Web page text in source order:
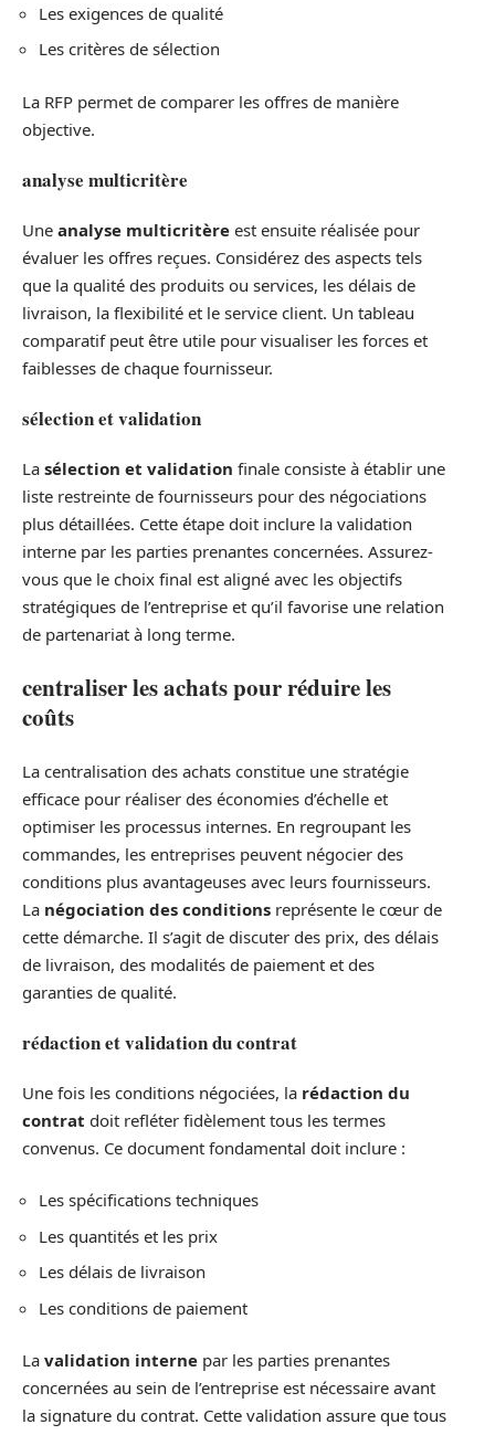
Les exigences de qualité
Les critères de sélection
La RFP permet de comparer les offres de manière
objective.
analyse multicritère
Une analyse multicritère est ensuite réalisée pour
évaluer les offres reçues. Considérez des aspects tels
que la qualité des produits ou services, les délais de
livraison, la flexibilité et le service client. Un tableau
comparatif peut être utile pour visualiser les forces et
faiblesses de chaque fournisseur.
sélection et validation
La sélection et validation finale consiste à établir une
liste restreinte de fournisseurs pour des négociations
plus détaillées. Cette étape doit inclure la validation
interne par les parties prenantes concernées. Assurez-
vous que le choix final est aligné avec les objectifs
stratégiques de l’entreprise et qu’il favorise une relation
de partenariat à long terme.
centraliser les achats pour réduire les
coûts
La centralisation des achats constitue une stratégie
efficace pour réaliser des économies d’échelle et
optimiser les processus internes. En regroupant les
commandes, les entreprises peuvent négocier des
conditions plus avantageuses avec leurs fournisseurs.
La négociation des conditions représente le cœur de
cette démarche. Il s’agit de discuter des prix, des délais
de livraison, des modalités de paiement et des
garanties de qualité.
rédaction et validation du contrat
Une fois les conditions négociées, la rédaction du
contrat doit refléter fidèlement tous les termes
convenus. Ce document fondamental doit inclure :
Les spécifications techniques
Les quantités et les prix
Les délais de livraison
Les conditions de paiement
La validation interne par les parties prenantes
concernées au sein de l’entreprise est nécessaire avant
la signature du contrat. Cette validation assure que tous